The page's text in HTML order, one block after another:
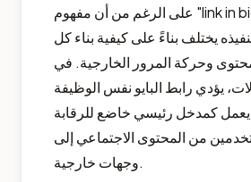
على الرغم من أن مفهوم "link in bio" ثابت عبر
يختلف بناءً على كيفية بناء كل
وحركة المرور الخارجية. في
يؤدي رابط البايو نفس الوظيفة
يعمل كمدخل رئيسي خاضع للرقابة
من المحتوى الاجتماعي إلى
وجهات خارجية.